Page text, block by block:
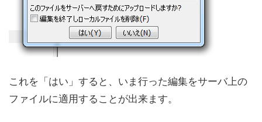
これを「はい」すると、いま行った編集をサーバ上の
ファイルに適用することが出来ます。